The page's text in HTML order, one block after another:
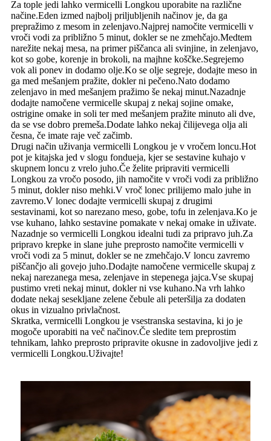
Za tople jedi lahko vermicelli Longkou uporabite na različne
načine.Eden izmed najbolj priljubljenih načinov je, da ga
prepražimo z mesom in zelenjavo.Najprej namočite vermicelli v
vroči vodi za približno 5 minut, dokler se ne zmehčajo.Medtem
narežite nekaj mesa, na primer piščanca ali svinjine, in zelenjavo,
kot so gobe, korenje in brokoli, na majhne koščke.Segrejemo
vok ali ponev in dodamo olje.Ko se olje segreje, dodajte meso in
ga med mešanjem pražite, dokler ni pečeno.Nato dodamo
zelenjavo in med mešanjem pražimo še nekaj minut.Nazadnje
dodajte namočene vermicelle skupaj z nekaj sojine omake,
ostrigine omake in soli ter med mešanjem pražite minuto ali dve,
da se vse dobro premeša.Dodate lahko nekaj čilijevega olja ali
česna, če imate raje več začimb.
Drugi način uživanja vermicelli Longkou je v vročem loncu.Hot
pot je kitajska jed v slogu fondueja, kjer se sestavine kuhajo v
skupnem loncu z vrelo juho.Če želite pripraviti vermicelli
Longkou za vročo posodo, jih namočite v vroči vodi za približno
5 minut, dokler niso mehki.V vroč lonec prilijemo malo juhe in
zavremo.V lonec dodajte vermicelli skupaj z drugimi
sestavinami, kot so narezano meso, gobe, tofu in zelenjava.Ko je
vse kuhano, lahko sestavine pomakate v nekaj omake in uživate.
Nazadnje so vermicelli Longkou idealni tudi za pripravo juh.Za
pripravo krepke in slane juhe preprosto namočite vermicelli v
vroči vodi za 5 minut, dokler se ne zmehčajo.V loncu zavremo
piščančjo ali govejo juho.Dodajte namočene vermicelle skupaj z
nekaj narezanega mesa, zelenjave in stepenega jajca.Vse skupaj
pustimo vreti nekaj minut, dokler ni vse kuhano.Na vrh lahko
dodate nekaj sesekljane zelene čebule ali peteršilja za dodaten
okus in vizualno privlačnost.
Skratka, vermicelli Longkou je vsestranska sestavina, ki jo je
mogoče uporabiti na več načinov.Če sledite tem preprostim
tehnikam, lahko preprosto pripravite okusne in zadovoljive jedi z
vermicelli Longkou.Uživajte!